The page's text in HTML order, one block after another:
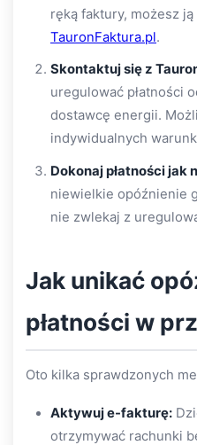
ręką faktury, możesz
TauronFaktura.pl.
Skontaktuj się z
uregulować płatności
dostawcę energii.
indywidualnych
Dokonaj płatności jak
niewielkie opóźnienie
nie zwlekaj z
Jak unikać
płatności w
Oto kilka sprawdzonych
Aktywuj e-fakturę:
otrzymywać rachunki